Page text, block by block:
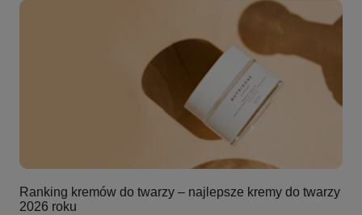
Ranking kremów do twarzy – najlepsze kremy do twarzy
2026 roku